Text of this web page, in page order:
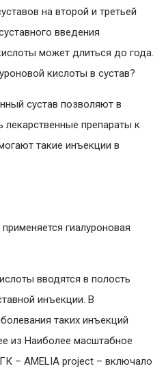
на второй и третьей
введения
может длиться до года.
кислоты в сустав?
сустав позволяют в
лекарственные препараты к
такие инъекции в
гиалуроновая
вводятся в полость
инъекции. В
таких инъекций
из Наиболее масштабное
– AMELIA project – включало